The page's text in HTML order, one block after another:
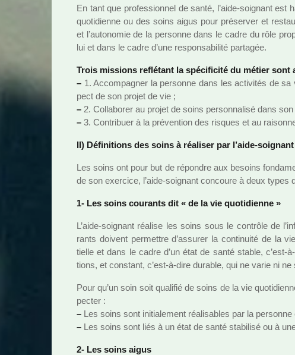
En tant que pro­fes­sion­nel de santé, l’aide-soi­gnant est
quo­ti­dienne ou des soins aigus pour pré­ser­ver et
et l’auto­no­mie de la per­sonne dans le cadre du rôle
lui et dans le cadre d’une res­pon­sa­bi­lité par­ta­gée.
Trois mis­sions reflé­tant la spé­ci­fi­cité du métier sont
– 1. Accompagner la per­sonne dans les acti­vi­tés de
pect de son projet de vie ;
– 2. Collaborer au projet de soins per­son­na­lisé dans
– 3. Contribuer à la pré­ven­tion des ris­ques et au
II) Définitions des soins à réa­li­ser par l’aide-soi­gnant
Les soins ont pour but de répon­dre aux besoins
de son exer­cice, l’aide-soi­gnant concoure à deux types
1- Les soins cou­rants dit « de la vie quo­ti­dienne »
L’aide-soi­gnant réa­lise les soins sous le contrôle de
rants doi­vent per­met­tre d’assu­rer la conti­nuité de la
tielle et dans le cadre d’un état de santé stable,
tions, et cons­tant, c’est-à-dire dura­ble, qui ne varie ni ne
Pour qu’un soin soit qua­li­fié de soins de la vie
pec­ter :
– Les soins sont ini­tia­le­ment réa­li­sa­bles par la
– Les soins sont liés à un état de santé sta­bi­lisé ou à
2- Les soins aigus